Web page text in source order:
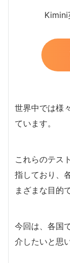
Kimini
世界中では様
ています。
これらのテス
指しており、
まざまな目的
今回は、各国
介したいと思